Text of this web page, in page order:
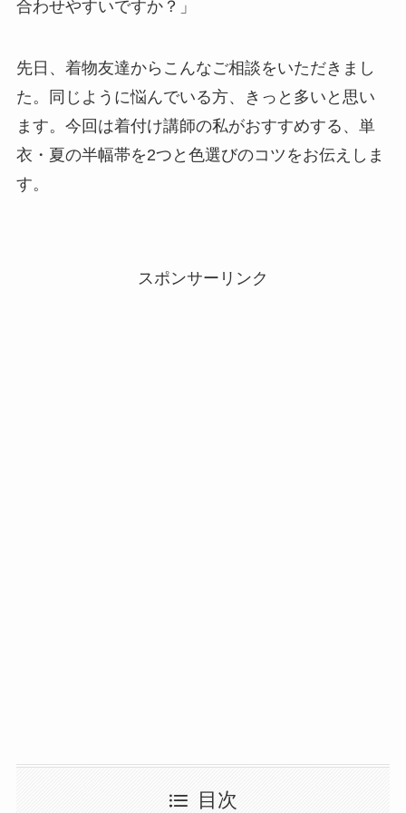
合わせやすいですか？」
先日、着物友達からこんなご相談をいただきまし
た。同じように悩んでいる方、きっと多いと思い
ます。今回は着付け講師の私がおすすめする、単
衣・夏の半幅帯を2つと色選びのコツをお伝えしま
す。
スポンサーリンク
目次